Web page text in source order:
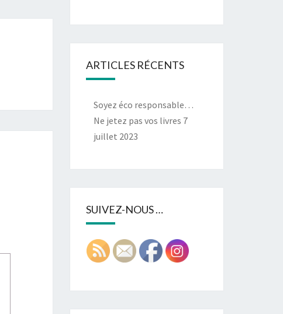
ARTICLES RÉCENTS
Soyez éco responsable…
Ne jetez pas vos livres 7
juillet 2023
SUIVEZ-NOUS …